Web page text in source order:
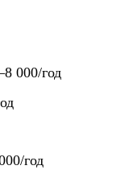
000/год
год